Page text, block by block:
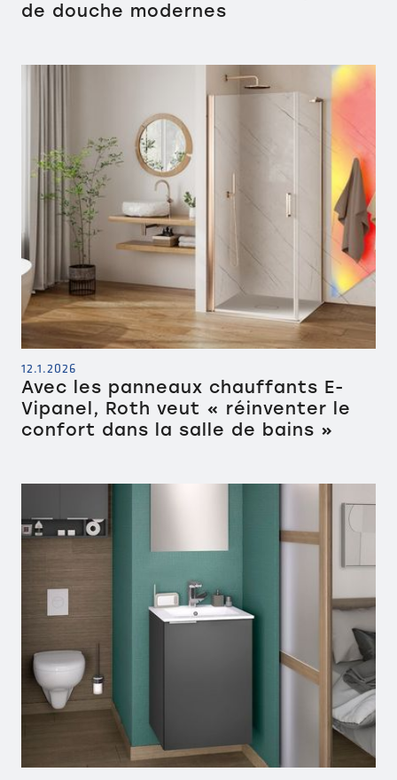
de douche modernes
12.1.2026
Avec les panneaux chauffants E-
Vipanel, Roth veut « réinventer le
confort dans la salle de bains »